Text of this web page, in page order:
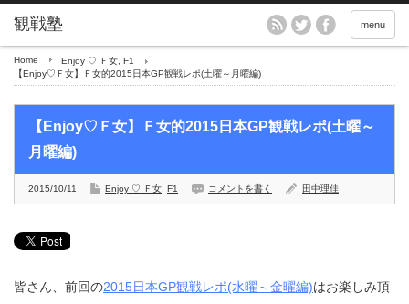
menu
Home Enjoy ♡ Ｆ女 F1
【Enjoy♡Ｆ女】Ｆ女的2015日本GP観戦レポ(土曜～月曜編)
【Enjoy♡Ｆ女】Ｆ女的2015日本GP観戦レポ(土曜～
月曜編)
2015/10/11 Enjoy ♡ Ｆ女 F1 コメントを書く 田中理佳
皆さん、前回の2015日本GP観戦レポ(水曜～金曜編)はお楽しみ頂